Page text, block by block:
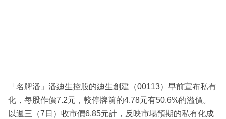
閱
專
區
「名牌潘」潘廸生控股的廸生創建（00113）早前宣布私有
化，每股作價7.2元，較停牌前的4.78元有50.6%的溢價。
以週三（7日）收市價6.85元計，反映市場預期的私有化成